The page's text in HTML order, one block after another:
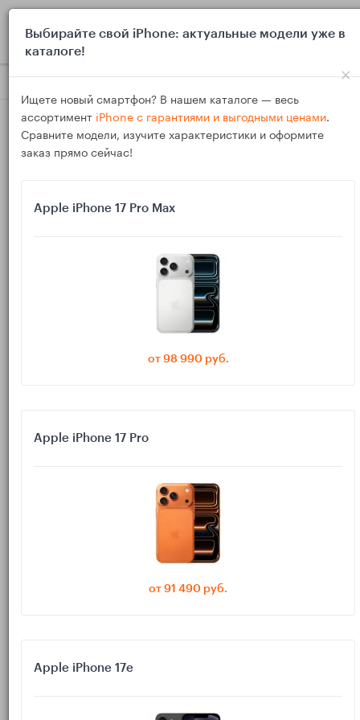
Блог Выбор и покупка Монитор для MacBook в 2025: 4K
06
Монитор для MacBook в 2025: 4K или 5K, 27″
или 32″, USB‑C/Thunderbolt и HiDPI
2025 году: 4K или 5K, 27″ или 32″, что такое HiDPI и почему
Если коротко: для Mac лучше всего работают дисплеи,
хитрых масштабирований. Отсюда главный ориентир: 27″ 5K
(5120×2880) — эталон четкости шрифтов и идеальный
компаньон для MacBook. Но это не единственный вариант.
Давайте разложим выбор по полочкам: 4K vs 5K, 27″ vs 32″,
HiDPI и P3, USB‑C/Thunderbolt, 60/120 Гц, а также важные
Выбирайте свой iPhone: актуальные модели уже в
каталоге!
×
Ищете новый смартфон? В нашем каталоге — весь
ассортимент iPhone с гарантиями и выгодными ценами.
Сравните модели, изучите характеристики и оформите
заказ прямо сейчас!
Apple iPhone 17 Pro Max
от 98 990 руб.
Apple iPhone 17 Pro
от 91 490 руб.
Apple iPhone 17e